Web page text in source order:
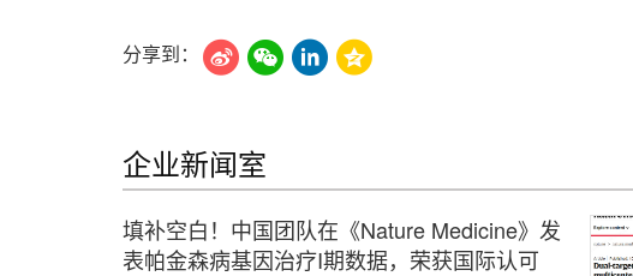
分享到：
企业新闻室
填补空白！中国团队在《Nature Medicine》发
表帕金森病基因治疗I期数据，荣获国际认可